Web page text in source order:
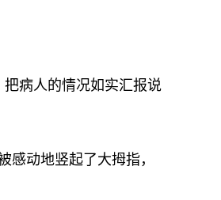
病人的情况如实汇报说
动地竖起了大拇指，